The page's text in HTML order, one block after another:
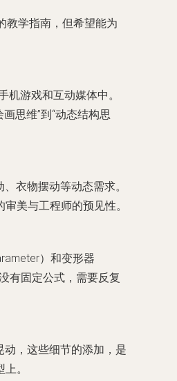
教学指南，但希望能为
游戏和互动媒体中。
思维”到“动态结构思
衣物摆动等动态需求。
美与工程师的预见性。
）和变形器
有固定公式，需要反复
，这些细节的添加，是
。